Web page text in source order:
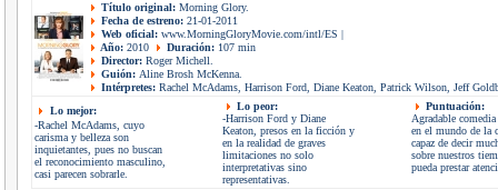
Título original: Morning Glory.
Fecha de estreno: 21-01-2011
Web oficial: www.MorningGloryMovie.com/intl/ES |
Año: 2010 Duración: 107 min
Director: Roger Michell.
Guión: Aline Brosh McKenna.
Intérpretes: Rachel McAdams, Harrison Ford, Diane Keaton, Patrick Wilson, Jeff
Lo mejor:
-Rachel McAdams, cuyo
carisma y belleza son
inquietantes, pues no buscan
el reconocimiento masculino,
casi parecen sobrarle.
Lo peor:
-Harrison Ford y Diane
Keaton, presos en la ficción y
en la realidad de graves
limitaciones no solo
interpretativas sino
representativas.
Puntuación:
Agradable
en el mundo de la
capaz de decir
sobre nuestros
pueda prestar